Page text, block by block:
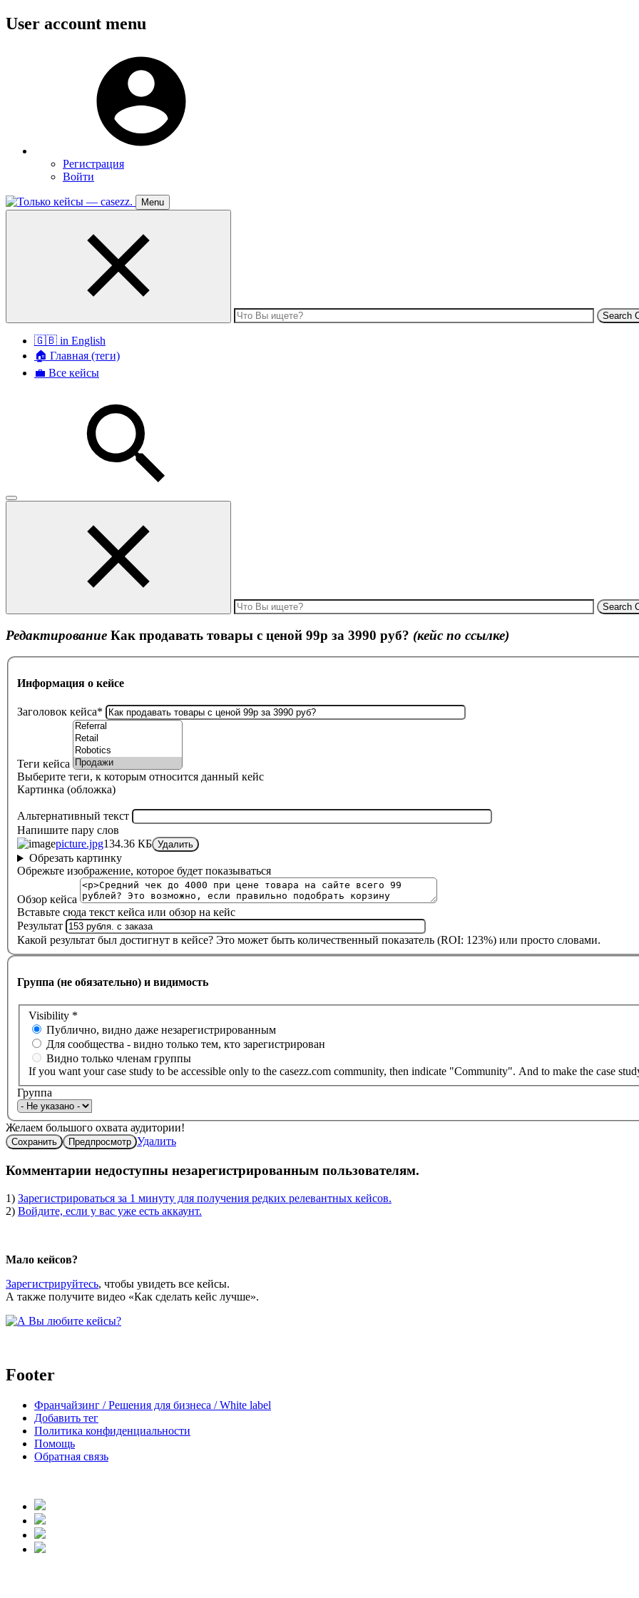
Перейти
к
User account menu
Регистрация
Войти
Menu
Toggle
Search
🇬🇧 in English
🏠 Главная (теги)
💼 Все кейсы
Search
Редактирование Как продавать товары с ценой 99р за 3990 руб? (кейс по ссылке)
Информация о кейсе
Заголовок кейса*
Теги кейса
Выберите теги, к которым относится данный кейс
Картинка (обложка)
Альтернативный текст
Напишите пару слов
picture.jpg134.36 КБ Удалить
Обрезать картинку
Обрежьте изображение, которое будет показываться
Обзор кейса
Вставьте сюда текст кейса или обзор на кейс
Результат
Какой результат был достигнут в кейсе? Это может быть количественный показатель (ROI: 123%) или просто словами.
Группа (не обязательно) и видимость
Visibility *
Публично, видно даже незарегистрированным
Для сообщества - видно только тем, кто зарегистрирован
Видно только членам группы
If you want your case study to be accessible only to the casezz.com community, then indicate "Community". And to make the case
Группа
Вертикальные
вкладки
Желаем большого охвата аудитории!
Сохранить Предпросмотр Удалить
body
Комментарии недоступны незарегистрированным пользователям.
1) Зарегистрироваться за 1 минуту для получения редких релевантных кейсов.
2) Войдите, если у вас уже есть аккаунт.
Мало кейсов?
Зарегистрируйтесь, чтобы увидеть все кейсы.
А также получите видео «Как сделать кейс лучше».
Footer
Франчайзинг / Решения для бизнеса / White label
Добавить тег
Политика конфиденциальности
Помощь
Обратная связь